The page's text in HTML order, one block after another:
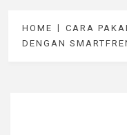
HOME
CARA
DENGAN